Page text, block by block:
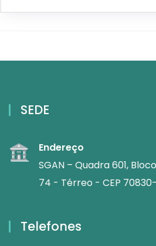
SEDE
Endereço
SGAN – Quadra 601,
74 - Térreo - CEP
Telefones